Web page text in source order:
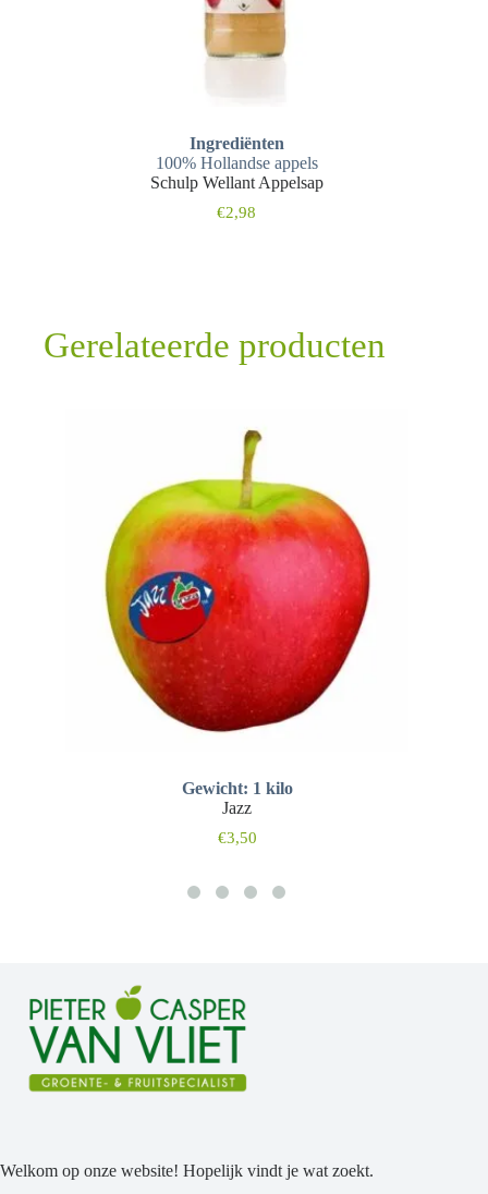
Schulp Wellant Appelsap
€2,98
Ingrediënten
100% Hollandse appels
Gerelateerde producten
Jazz
€3,50
Gewicht: 1 kilo
Welkom op onze website! Hopelijk vindt je wat zoekt.